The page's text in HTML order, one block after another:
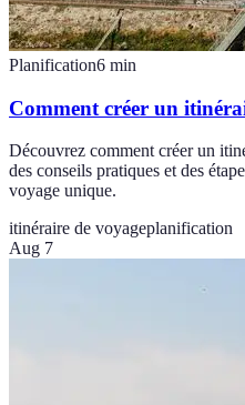
Planification6 min
Comment créer un
Découvrez comment créer un
des conseils pratiques et des
voyage unique.
itinéraire de voyageplanification
Aug 7